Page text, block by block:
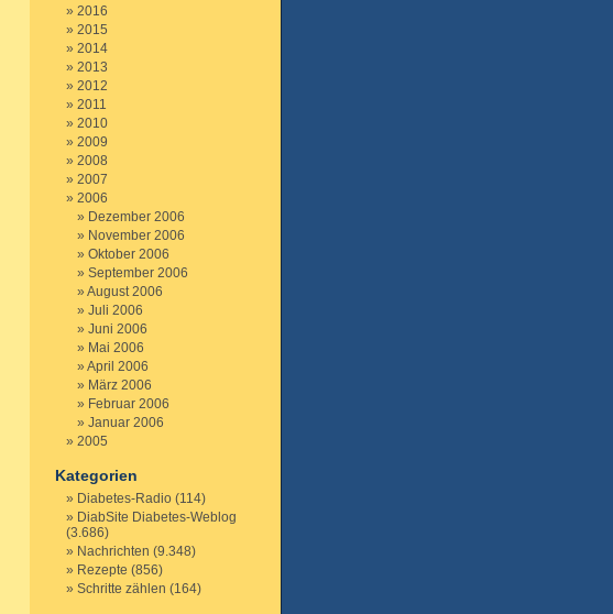
2016
2015
2014
2013
2012
2011
2010
2009
2008
2007
2006
Dezember 2006
November 2006
Oktober 2006
September 2006
August 2006
Juli 2006
Juni 2006
Mai 2006
April 2006
März 2006
Februar 2006
Januar 2006
2005
Kategorien
Diabetes-Radio (114)
DiabSite Diabetes-Weblog
(3.686)
Nachrichten (9.348)
Rezepte (856)
Schritte zählen (164)